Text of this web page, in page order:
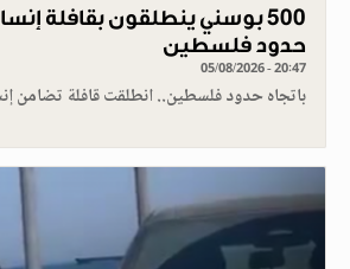
500 بوسني ينطلقون بقافلة
حدود فلسطين
05/08/2026 - 20:47
باتجاه حدود فلسطين.. انطلقت قافلة تضامن